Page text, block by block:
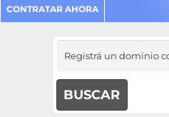
CONTRATAR AHORA